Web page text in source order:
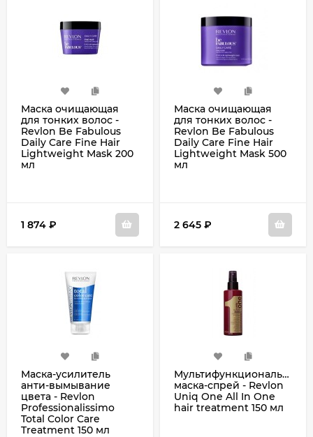
Маска очищающая
для тонких волос -
Revlon Be Fabulous
Daily Care Fine Hair
Lightweight Mask 200
мл
1 874 ₽
Маска очищающая
для тонких волос -
Revlon Be Fabulous
Daily Care Fine Hair
Lightweight Mask 500
мл
2 645 ₽
Маска-усилитель
анти-вымывание
цвета - Revlon
Professionalissimo
Total Color Care
Treatment 150 мл
Мультифункциональная
маска-спрей - Revlon
Uniq One All In One
hair treatment 150 мл